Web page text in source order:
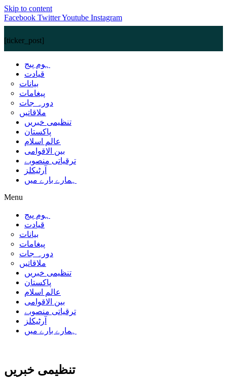
Skip to content
Facebook TwitterYoutube Instagram
[ticker_post]
ہوم پیج
قیادت
بیانات
پیغامات
دورہ جات
ملاقاتیں
تنظیمی خبریں
پاکستان
عالم اسلام
بین الاقوامی
ترقیاتی منصوبے
آرٹیکلز
ہمارے بارے میں
Menu
ہوم پیج
قیادت
بیانات
پیغامات
دورہ جات
ملاقاتیں
تنظیمی خبریں
پاکستان
عالم اسلام
بین الاقوامی
ترقیاتی منصوبے
آرٹیکلز
ہمارے بارے میں
تنظیمی خبریں